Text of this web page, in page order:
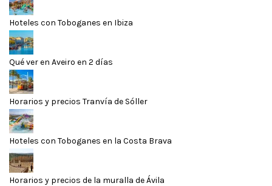
Hoteles con Toboganes en Ibiza
Qué ver en Aveiro en 2 días
Horarios y precios Tranvía de Sóller
Hoteles con Toboganes en la Costa Brava
Horarios y precios de la muralla de Ávila